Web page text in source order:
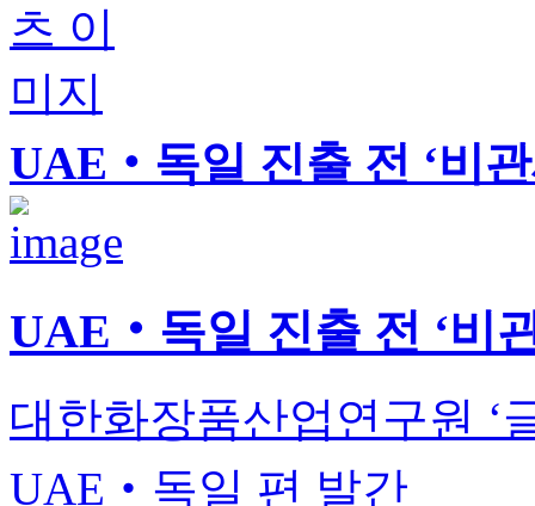
UAE‧독일 진출 전 ‘비
UAE‧독일 진출 전 ‘비
대한화장품산업연구원 ‘
UAE‧독일 편 발간